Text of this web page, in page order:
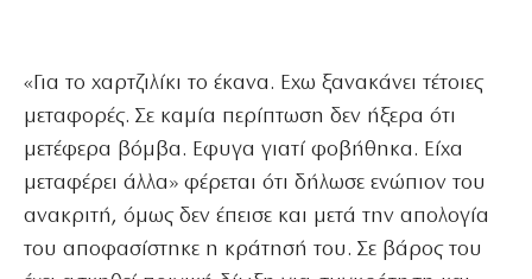
«Για το χαρτζιλίκι το έκανα. Εχω ξανακάνει τέτοιες
μεταφορές. Σε καμία περίπτωση δεν ήξερα ότι
μετέφερα βόμβα. Εφυγα γιατί φοβήθηκα. Είχα
μεταφέρει άλλα» φέρεται ότι δήλωσε ενώπιον του
ανακριτή, όμως δεν έπεισε και μετά την απολογία
του αποφασίστηκε η κράτησή του. Σε βάρος του